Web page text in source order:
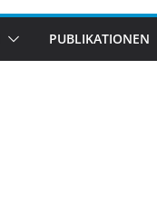
PUBLIKATIONEN